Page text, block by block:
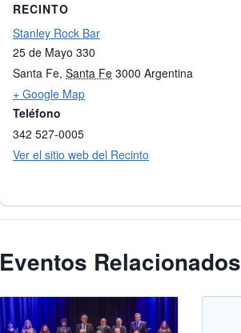
RECINTO
Stanley Rock Bar
25 de Mayo 330
Santa Fe, Santa Fe 3000 Argentina
+ Google Map
Teléfono
342 527-0005
Ver el sitio web del Recinto
Eventos Relacionados